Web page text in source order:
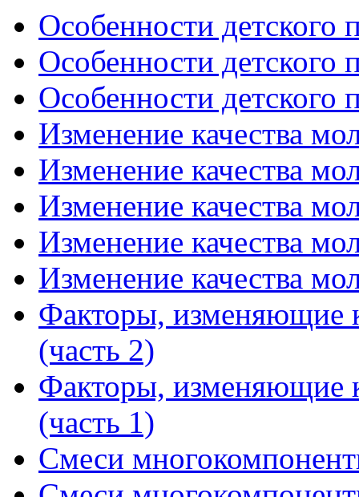
Особенности детского
Особенности детского
Особенности детского
Изменение качества
Изменение качества
Изменение качества
Изменение качества
Изменение качества
Факторы, изменяющие
(часть 2)
Факторы, изменяющие
(часть 1)
Смеси